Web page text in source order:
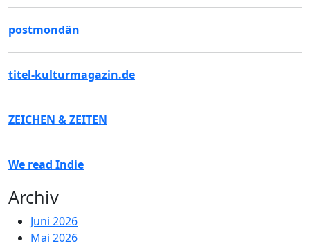
postmondän
titel-kulturmagazin.de
ZEICHEN & ZEITEN
We read Indie
Archiv
Juni 2026
Mai 2026